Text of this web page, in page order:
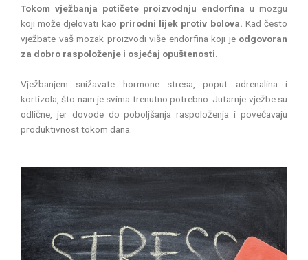
Tokom vježbanja potičete proizvodnju endorfina u mozgu
koji može djelovati kao prirodni lijek protiv bolova. Kad često
vježbate vaš mozak proizvodi više endorfina koji je odgovoran
za dobro raspoloženje i osjećaj opuštenosti.
Vježbanjem snižavate hormone stresa, poput adrenalina i
kortizola, što nam je svima trenutno potrebno. Jutarnje vježbe su
odlične, jer dovode do poboljšanja raspoloženja i povećavaju
produktivnost tokom dana.